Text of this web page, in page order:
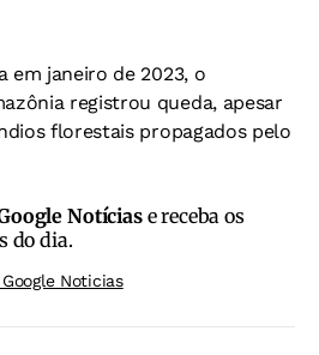
em janeiro de 2023, o
registrou queda, apesar
florestais propagados pelo
Notíciase receba os
do dia.
Google Noticias